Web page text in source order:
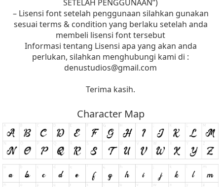
SETELAH PENGGUNAAN”)
– Lisensi font setelah penggunaan silahkan gunakan
sesuai terms & condition yang berlaku setelah anda
membeli lisensi font tersebut
Informasi tentang Lisensi apa yang akan anda
perlukan, silahkan menghubungi kami di :
denustudios@gmail.com
Terima kasih.
Character Map